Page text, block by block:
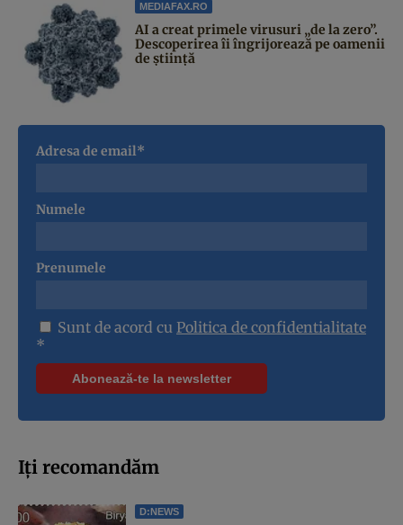
MEDIAFAX.RO
AI a creat primele virusuri „de la zero”.
Descoperirea îi îngrijorează pe oamenii
de știință
Adresa de email*
Numele
Prenumele
Sunt de acord cu Politica de confidentialitate
*
Iți recomandăm
D:NEWS